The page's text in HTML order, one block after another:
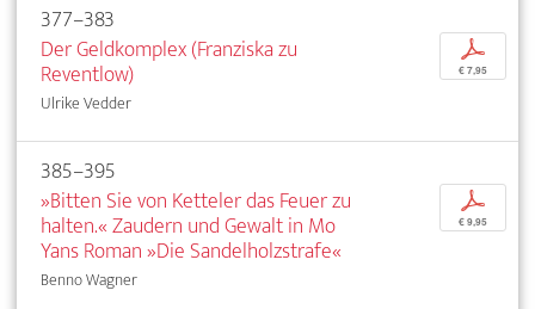
377–383
Der Geldkomplex (Franziska zu
Reventlow)
Ulrike Vedder
p
€ 7,95
385–395
»Bitten Sie von Ketteler das Feuer zu
halten.« Zaudern und Gewalt in Mo
Yans Roman »Die Sandelholzstrafe«
Benno Wagner
p
€ 9,95